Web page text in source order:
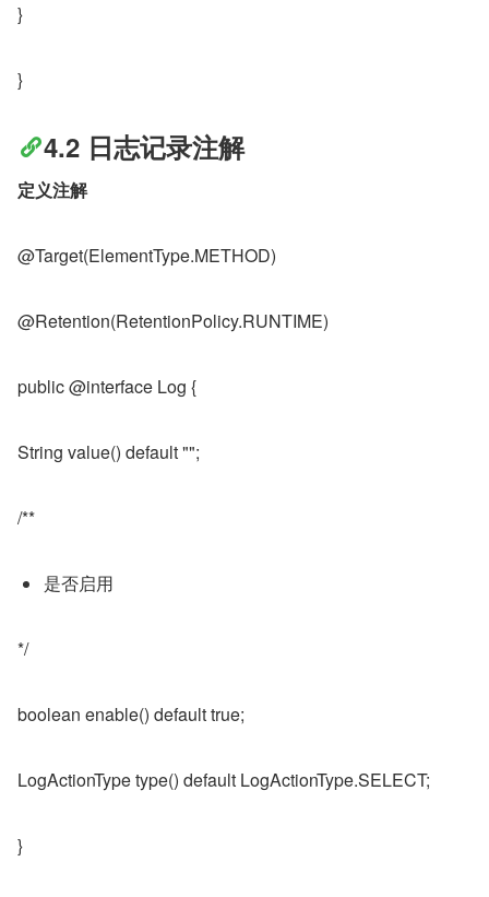
}
}
4.2 日志记录注解
定义注解
@Target(ElementType.METHOD)
@Retention(RetentionPolicy.RUNTIME)
public @interface Log {
String value() default "";
/**
是否启用
*/
boolean enable() default true;
LogActionType type() default LogActionType.SELECT;
}